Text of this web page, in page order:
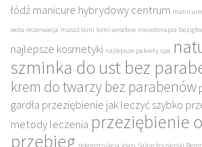
łódź manicure hybrydowy centrum
wola rezerwacja masaż lomi lomi wrocław mezoterapia
najlepsze kosmetyki najlepsze pakiety spa
szminka do ust bez
krem do twarzy bez parabenów
gardła przeziębienie jak leczyć szybko
metody leczenia przeziębienie
przebieg rekonstrukcja joico Salon fryzjerski